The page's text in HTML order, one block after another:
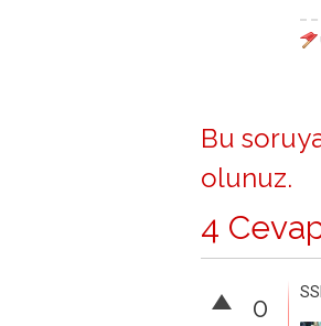
Bu
olunuz.
4
0